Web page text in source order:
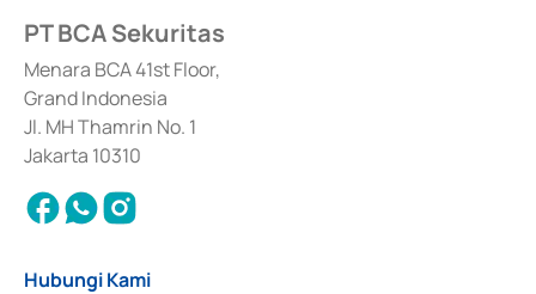
Sertifikat Deposito di Pasar Uang yang izinnya diterbitkan pada tahun 2017
dan izin usaha lainnya dari Bank Indonesia sebagai Lembaga Pendukung
Penerbitan, Transaksi, serta Penatausahaan dan Penyelesaian Transaksi
Surat Berharga Komersial yang izinnya diterbitkan pada tahun 2018.
PT BCA Sekuritas
Menara BCA 41st Floor,
Grand Indonesia
Jl. MH Thamrin No. 1
Jakarta 10310
Hubungi Kami